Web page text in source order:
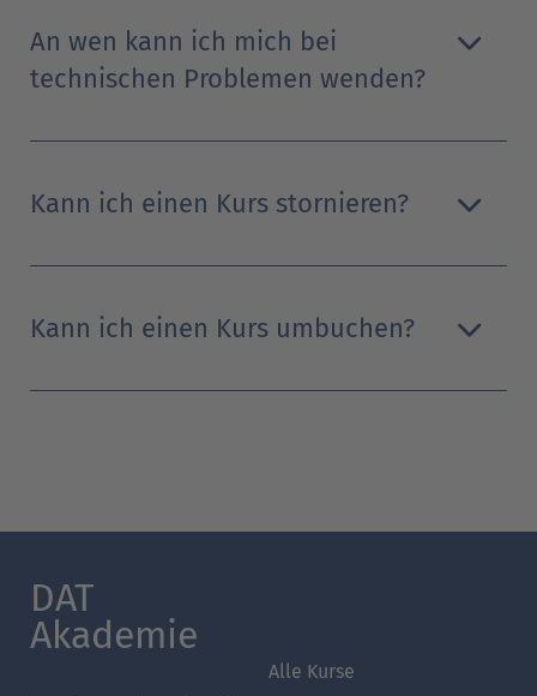
An wen kann ich mich bei
technischen Problemen wenden?
Kann ich einen Kurs stornieren?
Kann ich einen Kurs umbuchen?
DAT
Akademie
Alle Kurse